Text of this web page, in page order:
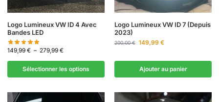
Logo Lumineux VW ID 4 Avec
Bandes LED
149,99 € – 279,99 €
Sélectionner les options
Logo Lumineux VW ID 7 (Depuis
2023)
200,00€ 149,99 €
Ajouter au panier